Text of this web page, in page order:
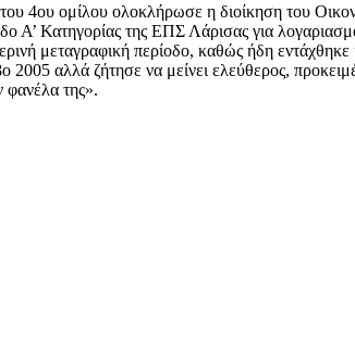
4ου ομίλου ολοκλήρωσε η διοίκηση του
Α’ Κατηγορίας της ΕΠΣ Λάρισας για
μεταγραφική περίοδο, καθώς ήδη
2005 αλλά ζήτησε να μείνει ελεύθερος,
φανέλα της».